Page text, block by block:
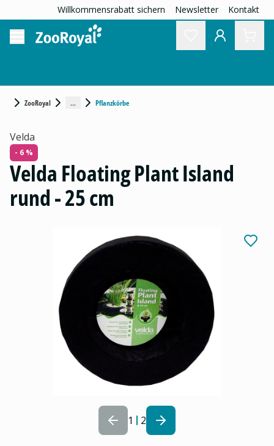
Willkommensrabatt sichern Newsletter Kontakt
ZooRoyal ... Pflanzkörbe
1 2
Velda
- 6 %
Velda Floating Plant Island
rund - 25 cm